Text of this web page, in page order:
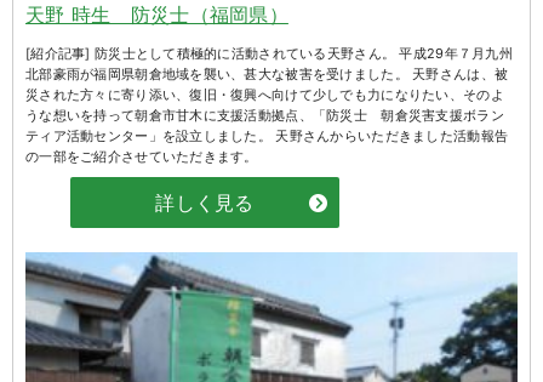
天野 時生 防災士（福岡県）
[紹介記事] 防災士として積極的に活動されている天野さん。 平成29年７月九州
北部豪雨が福岡県朝倉地域を襲い、甚大な被害を受けました。 天野さんは、被
災された方々に寄り添い、復旧・復興へ向けて少しでも力になりたい、そのよ
うな想いを持って朝倉市甘木に支援活動拠点、「防災士 朝倉災害支援ボラン
ティア活動センター」を設立しました。 天野さんからいただきました活動報告
の一部をご紹介させていただきます。
詳しく見る